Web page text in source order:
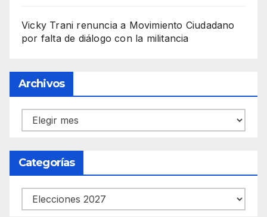
Vicky Trani renuncia a Movimiento Ciudadano
por falta de diálogo con la militancia
Archivos
Archivos
Categorías
Categorías